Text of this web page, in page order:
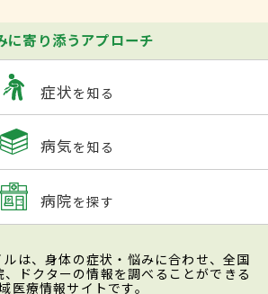
に寄り添うアプローチ
症状を知る
病気を知る
病院を探す
ルは、身体の症状・悩みに合わせ、全国
ドクターの情報を調べることができる
医療情報サイトです。